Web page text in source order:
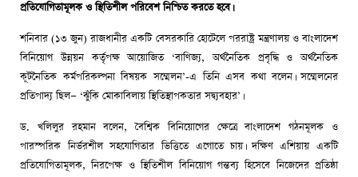
প্রতিযোগিতামূলক ও স্থিতিশীল পরিবেশ নিশ্চিত করতে হবে।
শনিবার (১৩ জুন) রাজধানীর একটি বেসরকারি হোটেলে পররাষ্ট্র মন্ত্রণালয় ও বাংলাদেশ
বিনিয়োগ উন্নয়ন কর্তৃপক্ষ আয়োজিত ‘বাণিজ্য, অর্থনৈতিক প্রবৃদ্ধি ও অর্থনৈতিক
কূটনৈতিক কর্মপরিকল্পনা বিষয়ক সম্মেলন’-এ তিনি এসব কথা বলেন। সম্মেলনের
প্রতিপাদ্য ছিল— ‘ঝুঁকি মোকাবিলায় স্থিতিস্থাপকতার সদ্ব্যবহার’।
ড. খলিলুর রহমান বলেন, বৈশ্বিক বিনিয়োগের ক্ষেত্রে বাংলাদেশ গঠনমূলক ও
পারস্পরিক নির্ভরশীল সহযোগিতার ভিত্তিতে এগোতে চায়। দক্ষিণ এশিয়ায় একটি
প্রতিযোগিতামূলক, নিরপেক্ষ ও স্থিতিশীল বিনিয়োগ গন্তব্য হিসেবে নিজেদের প্রতিষ্ঠা